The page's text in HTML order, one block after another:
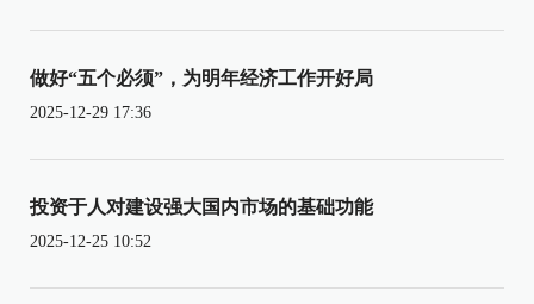
做好“五个必须”，为明年经济工作开好局
2025-12-29 17:36
投资于人对建设强大国内市场的基础功能
2025-12-25 10:52